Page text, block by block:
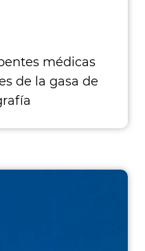
médicas
de la gasa de